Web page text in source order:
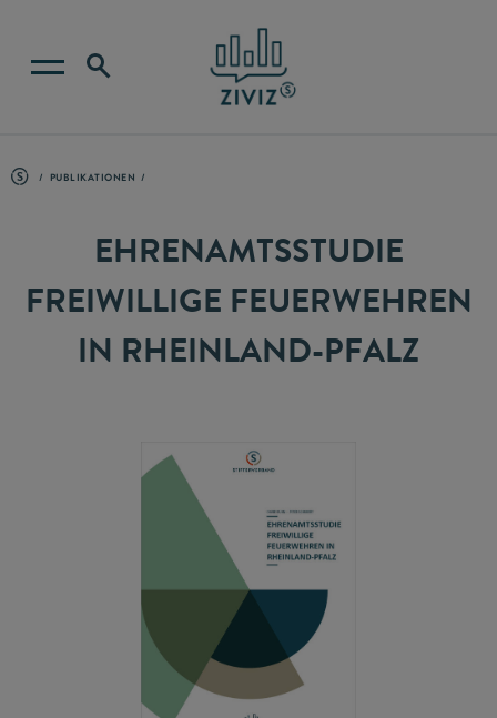
PUBLIKATIONEN
EHRENAMTSSTUDIE
FREIWILLIGE FEUERWEHREN
IN RHEINLAND-PFALZ